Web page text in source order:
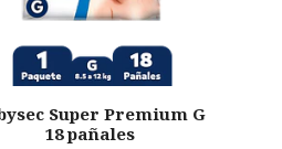
Super Premium G
18 pañales